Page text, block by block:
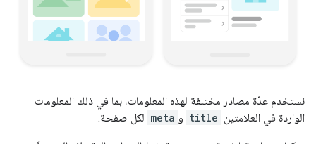
نستخدم عدّة مصادر مختلفة لهذه المعلومات، بما في ذلك المعلومات
الواردة في العلامتين
title و meta لكل صفحة.